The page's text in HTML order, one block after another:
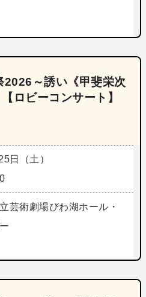
～誘い《甲斐栄次
ロビーコンサート】
日（土）
芸術劇場びわ湖ホール・